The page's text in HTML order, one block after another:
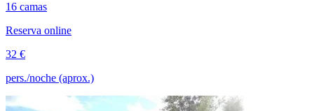
16 camas
Reserva online
32 €
pers./noche (aprox.)